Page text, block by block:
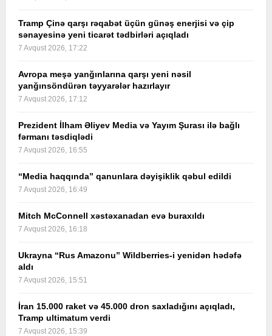
Tramp Çinə qarşı rəqabət üçün günəş enerjisi və çip
sənayesinə yeni ticarət tədbirləri açıqladı
7 Avqust 2026, 17:22
Avropa meşə yanğınlarına qarşı yeni nəsil
yanğınsöndürən təyyarələr hazırlayır
7 Avqust 2026, 17:12
Prezident İlham Əliyev Media və Yayım Şurası ilə bağlı
fərmanı təsdiqlədi
7 Avqust 2026, 16:55
“Media haqqında” qanunlara dəyişiklik qəbul edildi
7 Avqust 2026, 16:49
Mitch McConnell xəstəxanadan evə buraxıldı
7 Avqust 2026, 16:18
Ukrayna “Rus Amazonu” Wildberries-i yenidən hədəfə
aldı
7 Avqust 2026, 15:51
İran 15.000 raket və 45.000 dron saxladığını açıqladı,
Tramp ultimatum verdi
7 Avqust 2026, 15:39